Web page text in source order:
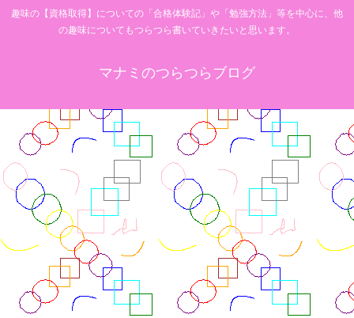
趣味の【資格取得】についての「合格体験記」や「勉強方法」等を中心に、他
の趣味についてもつらつら書いていきたいと思います。
マナミのつらつらブログ